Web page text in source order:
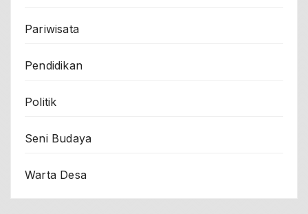
Pariwisata
Pendidikan
Politik
Seni Budaya
Warta Desa